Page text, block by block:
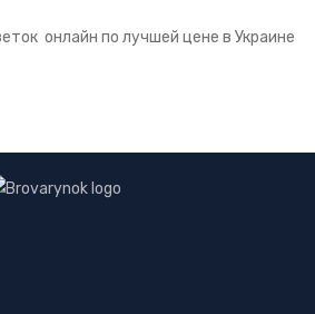
онлайн по лучшей цене в Украине